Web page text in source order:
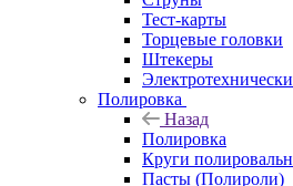
Тест-карты
Торцевые головки
Штекеры
Полировка
Назад
Полировка
Круги
Пасты (Полироли)